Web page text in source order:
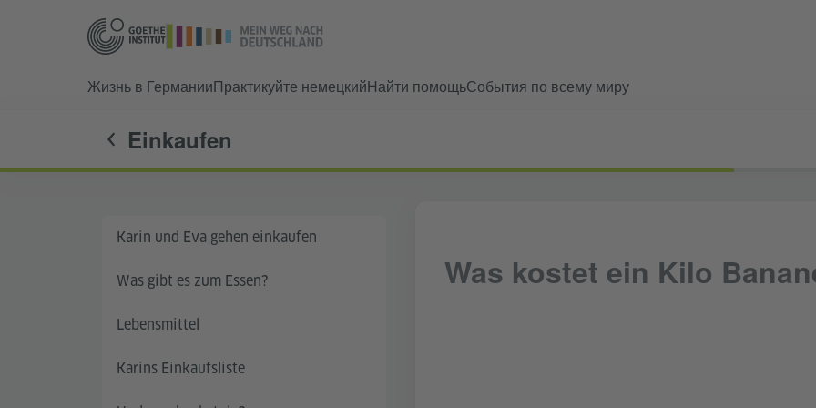
Жизнь в ГерманииПрактикуйте немецкийНайти помощьСобытия по всему миру
Einkaufen
Karin und Eva gehen einkaufen
Was gibt es zum Essen?
Lebensmittel
Karins Einkaufsliste
Was kostet ein Kilo